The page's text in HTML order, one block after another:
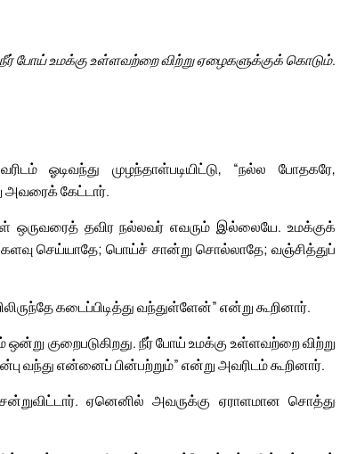
நீர் போய் உமக்கு உள்ளவற்றை விற்று ஏழைகளுக்குக் கொடும்.
ஓடிவந்து முழந்தாள்படியிட்டு, “நல்ல போதகரே,
கேட்டார்.
ஒருவரைத் தவிர நல்லவர் எவரும் இல்லையே. உமக்குக்
செய்யாதே; பொய்ச் சான்று சொல்லாதே; வஞ்சித்துப்
கடைப்பிடித்து வந்துள்ளேன்” என்று கூறினார்.
குறைபடுகிறது. நீர் போய் உமக்கு உள்ளவற்றை விற்று
வந்து என்னைப் பின்பற்றும்” என்று அவரிடம் கூறினார்.
ஏனெனில் அவருக்கு ஏராளமான சொத்து